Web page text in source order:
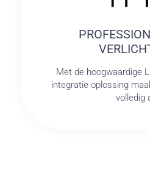
Met de hoogwaardige
integratie oplossing
volledig